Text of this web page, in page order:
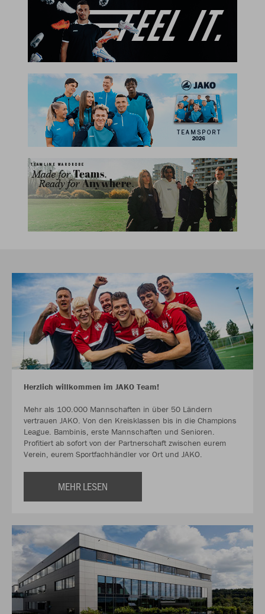
Herzlich willkommen im JAKO Team!
Mehr als 100.000 Mannschaften in über 50 Ländern
vertrauen JAKO. Von den Kreisklassen bis in die Champions
League. Bambinis, erste Mannschaften und Senioren.
Profitiert ab sofort von der Partnerschaft zwischen eurem
Verein, eurem Sportfachhändler vor Ort und JAKO.
MEHR LESEN